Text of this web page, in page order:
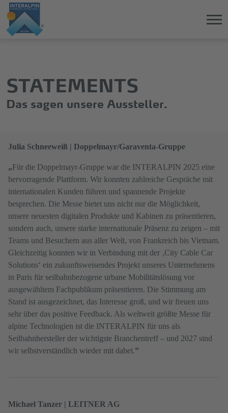
springen
springen
STATEMENTS
Das sagen unsere Aussteller.
Julia Schneeweiß | Doppelmayr/Garaventa-Gruppe
„Für die Doppelmayr-Gruppe war die INTERALPIN 2025 eine
hervorragende Plattform. Wir konnten zahlreiche Gespräche mit
internationalen Kunden führen und spannende Projekte
besprechen. Die Messe bietet uns nicht nur die Möglichkeit,
unsere neuesten digitalen Produkte und Kabinen zu präsentieren,
sondern auch, unsere starke internationale Präsenz zu zeigen – mit
Teams und Besuchern aus aller Welt, von Frankreich bis Vietnam.
Gleichzeitig konnten wir in Verbindung mit der ‚City Cable Car
Solutions‘ ein zukunftsweisendes Projekt unseres Unternehmens
in Paris für seilbahnbezogene urbane Mobilitätslösung vor
ausgewähltem Fachpublikum präsentieren. Die Stimmung am
Stand ist ausgezeichnet, das Interesse groß, und wir freuen uns
sehr über das positive Feedback. Als weltweit größte Messe für
alpine Technologien ist die INTERALPIN für uns als
Seilbahnhersteller der wichtigste Branchentreff – und 2027 sind
wir selbstverständlich wieder mit dabei.”
Michael Tanzer | LEITNER AG